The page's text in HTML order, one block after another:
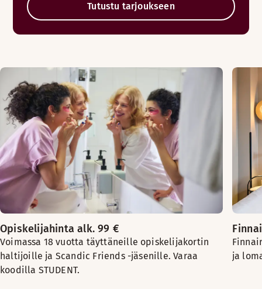
Tutustu tarjoukseen
Opiskelijahinta alk. 99 €
Voimassa 18 vuotta täyttäneille opiskelijakortin
haltijoille ja Scandic Friends -jäsenille. Varaa
koodilla STUDENT.
ja